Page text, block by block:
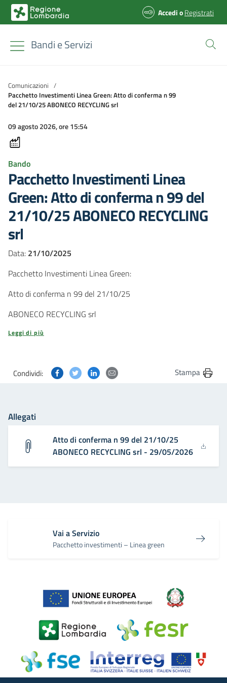
AccedioRegistrati
Bandi e Servizi
Comunicazioni /
Pacchetto Investimenti Linea Green: Atto di conferma n 99
del 21/10/25 ABONECO RECYCLING srl
09 agosto 2026, ore 15:54
Bando
Pacchetto Investimenti Linea
Green: Atto di conferma n 99 del
21/10/25 ABONECO RECYCLING
srl
Data: 21/10/2025
Pacchetto Investimenti Linea Green:
Atto di conferma n 99 del 21/10/25
ABONECO RECYCLING srl
Leggi di più
Condividi: Condividi questa pagina su Facebook
Condividi questa pagina su Twitter
Condividi questa pagina su Linkedin
Condividi questa pagina via
Stampa
Allegati
Atto di conferma n 99 del 21/10/25
ABONECO RECYCLING srl - 29/05/2026
Vai a Servizio
Pacchetto investimenti – Linea green